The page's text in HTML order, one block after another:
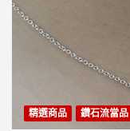
精選商品 鑽石流當品